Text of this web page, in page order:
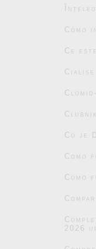
Cómo
Ce
Co je
Como
Como
2026